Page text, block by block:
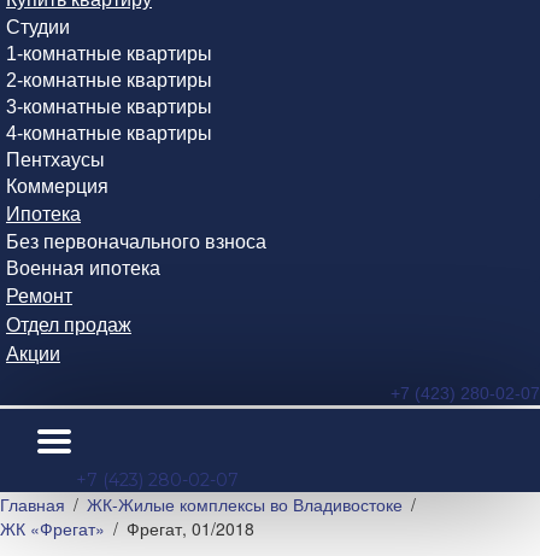
Студии
1-комнатные квартиры
2-комнатные квартиры
3-комнатные квартиры
4-комнатные квартиры
Пентхаусы
Коммерция
Ипотека
Без первоначального взноса
Военная ипотека
Ремонт
Отдел продаж
Акции
+7 (423) 280-02-07
+7 (423) 280-02-07
Главная
ЖК-Жилые комплексы во Владивостоке
ЖК «Фрегат»
Фрегат, 01/2018